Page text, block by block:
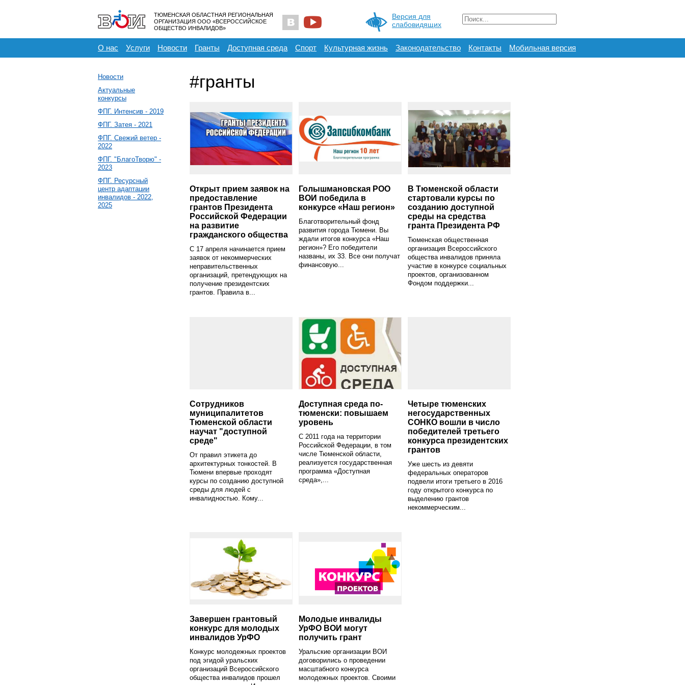
ТЮМЕНСКАЯ ОБЛАСТНАЯ РЕГИОНАЛЬНАЯ
ОРГАНИЗАЦИЯ ООО «ВСЕРОССИЙСКОЕ
ОБЩЕСТВО ИНВАЛИДОВ»
Версия для
слабовидящих
О нас Услуги Новости Гранты Доступная среда Спорт Культурная жизнь Законодательство Контакты Мобильная версия
Новости
Актуальные
конкурсы
ФПГ. Интенсив - 2019
ФПГ. Затея - 2021
ФПГ. Свежий ветер -
2022
ФПГ. "БлагоТворю" -
2023
ФПГ. Ресурсный
центр адаптации
инвалидов - 2022,
2025
#гранты
Открыт прием заявок на
предоставление
грантов Президента
Российской Федерации
на развитие
гражданского общества
С 17 апреля начинается прием
заявок от некоммерческих
неправительственных
организаций, претендующих на
получение президентских
грантов. Правила в...
Голышмановская РОО
ВОИ победила в
конкурсе «Наш регион»
Благотворительный фонд
развития города Тюмени. Вы
ждали итогов конкурса «Наш
регион»? Его победители
названы, их 33. Все они получат
финансовую...
В Тюменской области
стартовали курсы по
созданию доступной
среды на средства
гранта Президента РФ
Тюменская общественная
организация Всероссийского
общества инвалидов приняла
участие в конкурсе социальных
проектов, организованном
Фондом поддержки...
Сотрудников
муниципалитетов
Тюменской области
научат "доступной
среде"
От правил этикета до
архитектурных тонкостей. В
Тюмени впервые проходят
курсы по созданию доступной
среды для людей с
инвалидностью. Кому...
Доступная среда по-
тюменски: повышаем
уровень
С 2011 года на территории
Российской Федерации, в том
числе Тюменской области,
реализуется государственная
программа «Доступная
среда»,...
Четыре тюменских
негосударственных
СОНКО вошли в число
победителей третьего
конкурса президентских
грантов
Уже шесть из девяти
федеральных операторов
подвели итоги третьего в 2016
году открытого конкурса по
выделению грантов
некоммерческим...
Завершен грантовый
конкурс для молодых
инвалидов УрФО
Конкурс молодежных проектов
под эгидой уральских
организаций Всероссийского
общества инвалидов прошел
Молодые инвалиды
УрФО ВОИ могут
получить грант
Уральские организации ВОИ
договорились о проведении
масштабного конкурса
молодежных проектов. Своими